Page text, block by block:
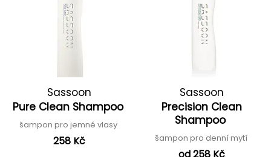
Sassoon
Pure Clean Shampoo
šampon pro jemné vlasy
258 Kč
Sassoon
Precision Clean
Shampoo
šampon pro denní mytí